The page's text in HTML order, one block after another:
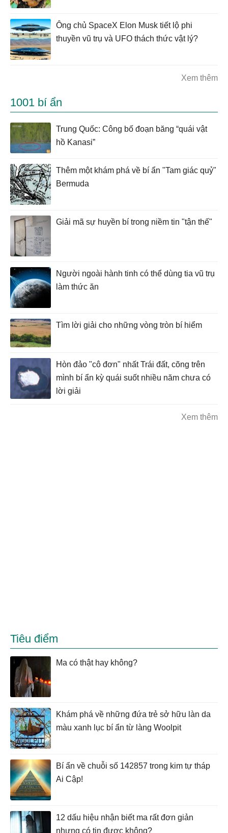
Ông chủ SpaceX Elon Musk tiết lộ phi
thuyền vũ trụ và UFO thách thức vật lý?
Xem thêm
1001 bí ẩn
Trung Quốc: Công bố đoạn băng “quái vật
hồ Kanasi”
Thêm một khám phá về bí ẩn "Tam giác quỷ"
Bermuda
Giải mã sự huyền bí trong niềm tin "tận thế"
Người ngoài hành tinh có thể dùng tia vũ trụ
làm thức ăn
Tìm lời giải cho những vòng tròn bí hiểm
Hòn đảo "cô đơn" nhất Trái đất, cõng trên
mình bí ẩn kỳ quái suốt nhiều năm chưa có
lời giải
Xem thêm
Tiêu điểm
Ma có thật hay không?
Khám phá về những đứa trẻ sở hữu làn da
màu xanh lục bí ẩn từ làng Woolpit
Bí ẩn về chuỗi số 142857 trong kim tự tháp
Ai Cập!
12 dấu hiệu nhận biết ma rất đơn giản
nhưng có tin được không?